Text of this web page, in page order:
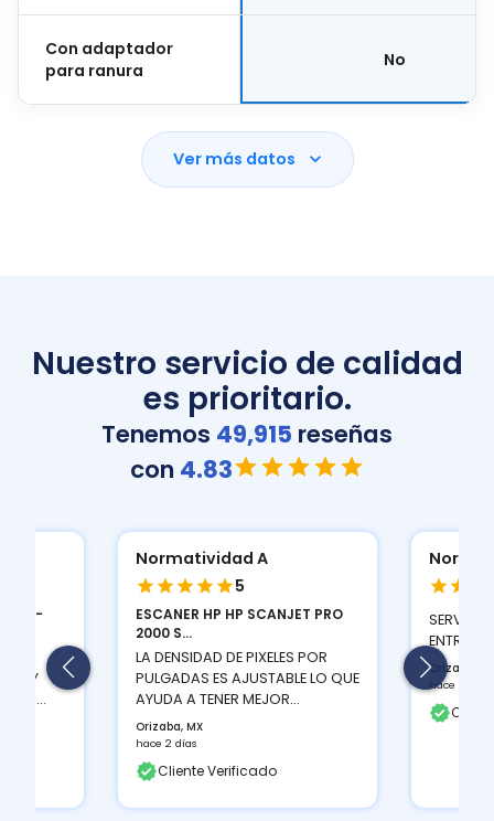
Con adaptador
para ranura
No
Ver más datos
Nuestro servicio de calidad
es prioritario.
Tenemos 49,915 reseñas
con 4.83
MUY
Normatividad A
5
ESCANER HP HP SCANJET PRO
2000 S...
LA DENSIDAD DE PIXELES POR
PULGADAS ES AJUSTABLE LO QUE
AYUDA A TENER MEJOR...
Orizaba, MX
hace 2 días
Cliente Verificado
Orizaba,
hace 2 días